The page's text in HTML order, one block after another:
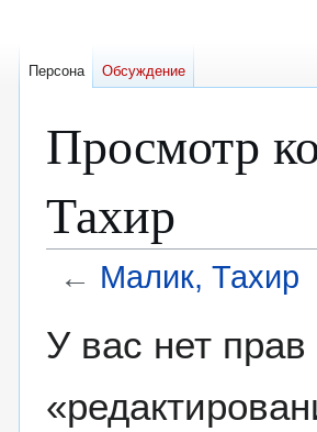
Просмотр
Тахир
← Малик, Тахир
У вас нет
Персона Обсуждение